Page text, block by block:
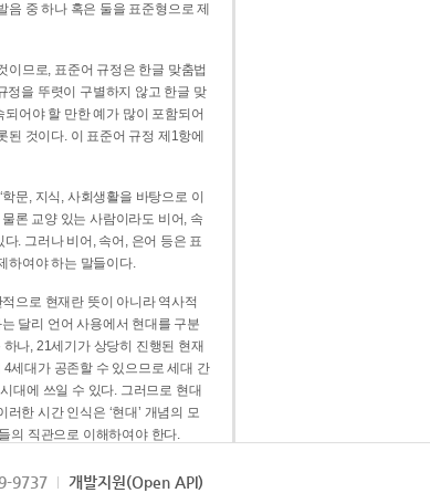
중 하나 혹은 둘을 표준형으로 제
이므로, 표준어 규정은 한글 맞춤법
정을 뚜렷이 구별하지 않고 한글 맞
어야 할 만한 예가 많이 포함되어
것이다. 이 표준어 규정 제1항에
문, 지식, 사회생활을 바탕으로 이
론 교양 있는 사람이라도 비어, 속
. 그러나 비어, 속어, 은어 등은 표
하여야 하는 말들이다.
으로 현재란 뜻이 아니라 역사적
달리 언어 사용에서 현대를 구분
나, 21세기가 상당히 진행된 현재
세대가 공존할 수 있으므로 세대 간
대에 쓰일 수 있다. 그러므로 현대
한 시간 인식은 ‘현대’ 개념의 모
의 직관으로 이해하여야 한다.
가장 크게 드러내 주는 기준이다.
9737 개발지원(Open API)